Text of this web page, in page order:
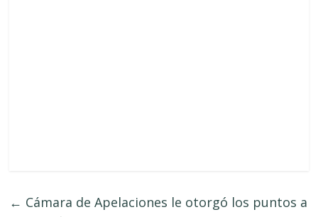
← Cámara de Apelaciones le otorgó los puntos a